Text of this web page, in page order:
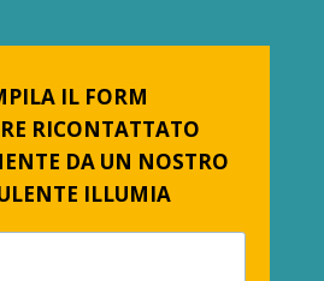
IL FORM
RICONTATTATO
DA UN NOSTRO
ILLUMIA